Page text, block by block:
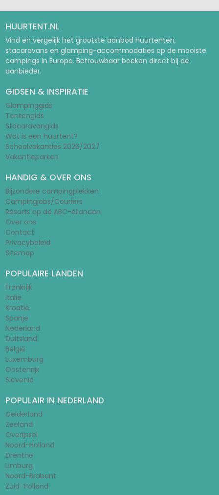
HUURTENT.NL
Vind en vergelijk het grootste aanbod huurtenten,
stacaravans en glamping-accommodaties op de mooiste
campings in Europa. Betrouwbaar boeken direct bij de
aanbieder.
GIDSEN & INSPIRATIE
Glampinggids
Tentengids
Stacaravangids
Wat is een huurtent?
Schoolvakanties 2026/2027
Vakantieparken
HANDIG & OVER ONS
Bijzondere campingplekken
Campingjobs/Couriers
Resorts op de ABC-eilanden
Over ons
Contact
Privacybeleid
Sitemap
POPULAIRE LANDEN
Frankrijk
Italië
Kroatië
Spanje
Nederland
Duitsland
België
Luxemburg
Oostenrijk
Slovenië
POPULAIR IN NEDERLAND
Gelderland
Zeeland
Overijssel
Noord-Holland
Drenthe
Limburg
Noord-Brabant
Zuid-Holland